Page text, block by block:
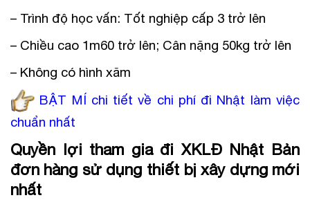
– Trình độ học vấn: Tốt nghiệp cấp 3 trở lên
– Chiều cao 1m60 trở lên; Cân nặng 50kg trở lên
– Không có hình xăm
BẬT MÍ chi tiết về chi phí đi Nhật làm việc
chuẩn nhất
Quyền lợi tham gia đi XKLĐ Nhật Bản
đơn hàng sử dụng thiết bị xây dựng mới
nhất